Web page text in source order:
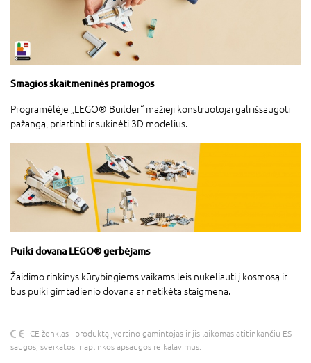
Smagios skaitmeninės pramogos
Programėlėje „LEGO® Builder“ mažieji konstruotojai gali išsaugoti
pažangą, priartinti ir sukinėti 3D modelius.
Puiki dovana LEGO® gerbėjams
Žaidimo rinkinys kūrybingiems vaikams leis nukeliauti į kosmosą ir
bus puiki gimtadienio dovana ar netikėta staigmena.
CE ženklas - produktą įvertino gamintojas ir jis laikomas atitinkančiu ES
saugos, sveikatos ir aplinkos apsaugos reikalavimus.